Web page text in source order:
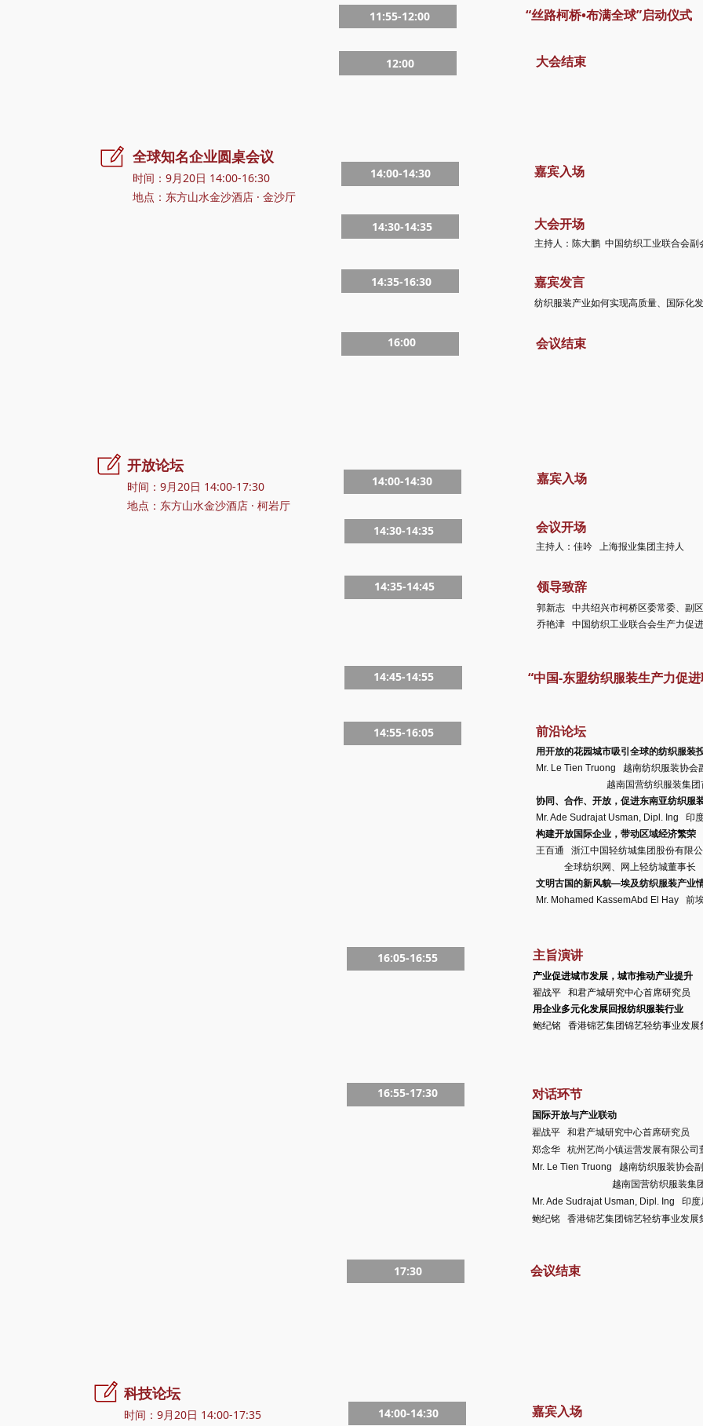
大会结束
14:55-16:05
全球知名企业圆桌会议
时间：9月20日 14:00-16:30
地点：东方山水金沙酒店 · 金沙厅
14:30-14:35
大会开场
主持人：陈大鹏 中国纺织工业联合会副
嘉宾入场
14:00-14:30
领导致辞
郭新志 中共绍兴市柯桥区委常委、副
乔艳津 中国纺织工业联合会生产力促
14:35-14:45
14:45-14:55 “中国-东盟纺织服装生产力促
前沿论坛
用开放的花园城市吸引全球的纺织服装
Mr. Le Tien Truong 越南纺织服装协会
越南国营纺织服装集团首
协同、合作、开放，促进东南亚纺织服
Mr. Ade Sudrajat Usman, Dipl. Ing 印
构建开放国际企业，带动区域经济繁荣
王百通 浙江中国轻纺城集团股份有限
全球纺织网、网上轻纺城董事长
文明古国的新风貌—埃及纺织服装产业
Mr. Mohamed KassemAbd El Hay 前
17:30
11:55-12:00
12:00
“丝路柯桥•布满全球”启动仪式
16:55-17:30
ꂐ
嘉宾入场
16:05-16:55
会议结束
对话环节
国际开放与产业联动
翟战平 和君产城研究中心首席研究员
郑念华 杭州艺尚小镇运营发展有限公司
Mr. Le Tien Truong 越南纺织服装
越南国营纺织服装集团
Mr. Ade Sudrajat Usman, Dipl. Ing 印
鲍纪铭 香港锦艺集团锦艺轻纺事业发展
嘉宾入场
14:00-14:30
ꂐ 科技论坛
时间：9月20日 14:00-17:35
开放论坛
时间：9月20日 14:00-17:30
地点：东方山水金沙酒店 · 柯岩厅
ꂐ
嘉宾发言
纺织服装产业如何实现高质量、国际化
14:35-16:30
会议结束
16:00
14:00-14:30
会议开场
主持人：佳吟 上海报业集团主持人
14:30-14:35
主旨演讲
产业促进城市发展，城市推动产业提升
翟战平 和君产城研究中心首席研究员
用企业多元化发展回报纺织服装行业
鲍纪铭 香港锦艺集团锦艺轻纺事业发展